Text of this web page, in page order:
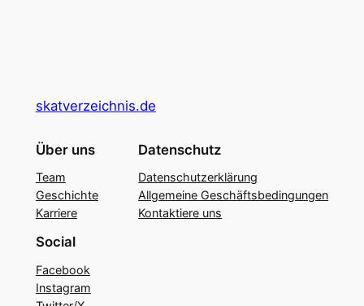
skatverzeichnis.de
Über uns
Team
Geschichte
Karriere
Datenschutz
Datenschutzerklärung
Allgemeine Geschäftsbedingungen
Kontaktiere uns
Social
Facebook
Instagram